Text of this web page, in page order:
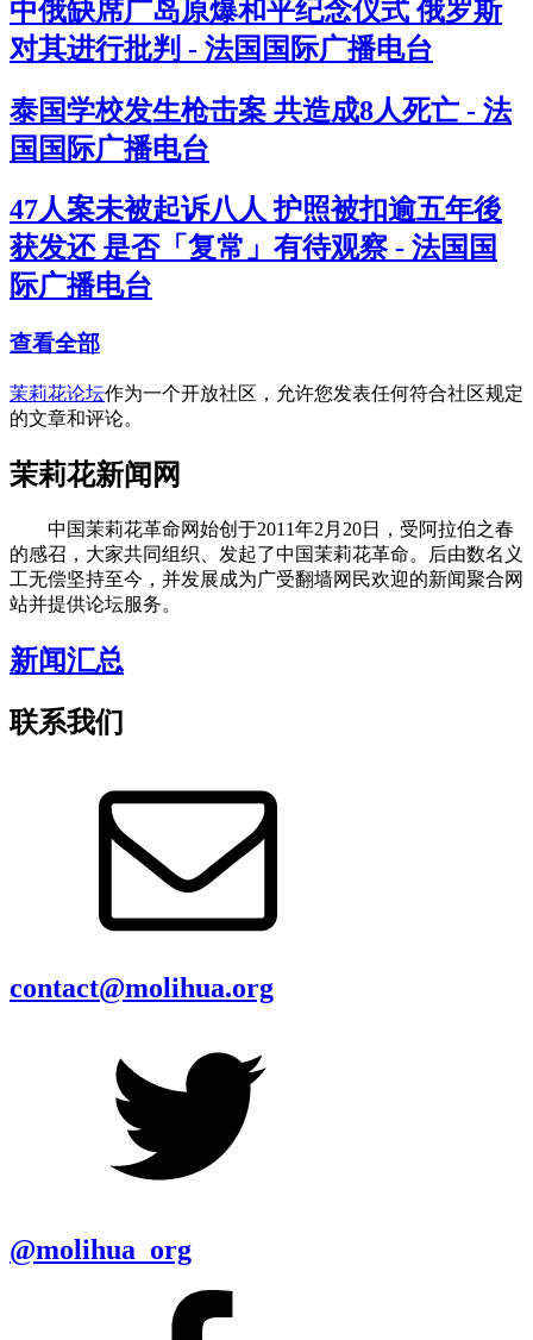
中俄缺席广岛原爆和平纪念仪式 俄罗斯
对其进行批判 - 法国国际广播电台
泰国学校发生枪击案 共造成8人死亡 - 法
国国际广播电台
47人案未被起诉八人 护照被扣逾五年後
获发还 是否「复常」有待观察 - 法国国
际广播电台
查看全部
茉莉花论坛作为一个开放社区，允许您发表任何符合社区规定
的文章和评论。
茉莉花新闻网
中国茉莉花革命网始创于2011年2月20日，受阿拉伯之春
的感召，大家共同组织、发起了中国茉莉花革命。后由数名义
工无偿坚持至今，并发展成为广受翻墙网民欢迎的新闻聚合网
站并提供论坛服务。
新闻汇总
联系我们
contact@molihua.org
@molihua_org